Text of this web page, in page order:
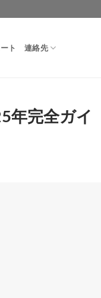
ト 連絡先
年完全ガイ